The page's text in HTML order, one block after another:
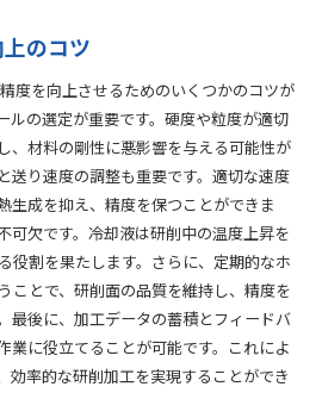
モニタリング技術
ぐためのメンテナンステクニック
に耐えるための対策
後の品質保証の重要性
すための加工法と熱処理技術
トと利用シーン
の選び方
特性強化の具体例
のバランスを取る方法
的な知識と技術
の最適化事例
のコツ
度を向上させるためのいくつかのコツが
ルの選定が重要です。硬度や粒度が適切
、材料の剛性に悪影響を与える可能性が
送り速度の調整も重要です。適切な速度
生成を抑え、精度を保つことができま
可欠です。冷却液は研削中の温度上昇を
役割を果たします。さらに、定期的なホ
ことで、研削面の品質を維持し、精度を
最後に、加工データの蓄積とフィードバ
業に役立てることが可能です。これによ
効率的な研削加工を実現することができ